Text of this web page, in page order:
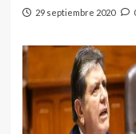
29 septiembre 2020